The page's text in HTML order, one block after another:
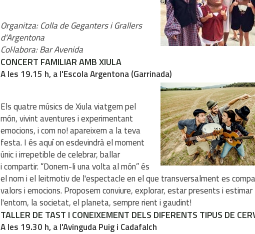
Organitza: Colla de Geganters i Grallers
d'Argentona
Col·labora: Bar Avenida
CONCERT FAMILIAR AMB XIULA
A les 19.15 h, a l'Escola Argentona (Garrinada)
Els quatre músics de Xiula viatgem pel
món, vivint aventures i experimentant
emocions, i com no! apareixem a la teva
festa. I és aquí on esdevindrà el moment
únic i irrepetible de celebrar, ballar
i compartir. “Donem-li una volta al món” és
el nom i el leitmotiv de l'espectacle en el que transversalment es
valors i emocions. Proposem conviure, explorar, estar presents i estimar
l'entorn, la societat, el planeta, sempre rient i gaudint!
TALLER DE TAST I CONEIXEMENT DELS DIFERENTS TIPUS DE
A les 19.30 h, a l'Avinguda Puig i Cadafalch